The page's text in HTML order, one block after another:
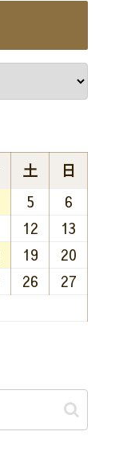
土
日
5
6
12
13
19
20
26
27